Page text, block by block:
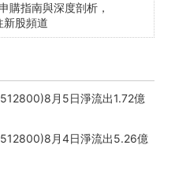
購指南與深度剖析，
新股頻道
月5日淨流出1.72億
月4日淨流出5.26億